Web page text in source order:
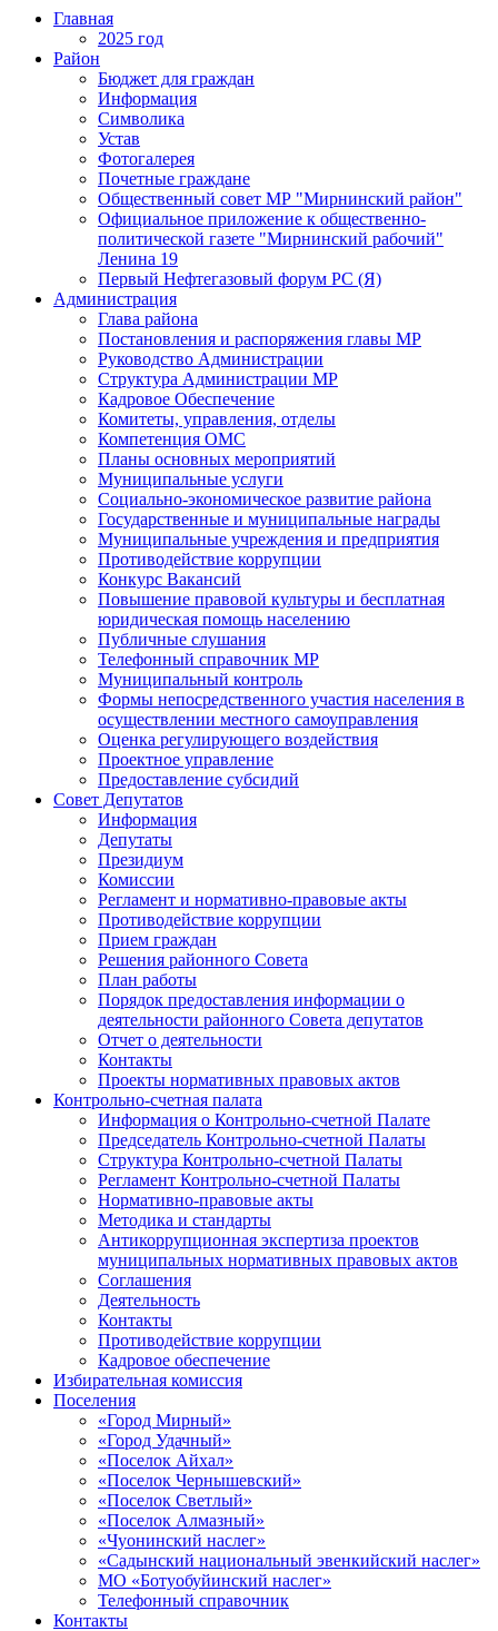
Главная
2025 год
Район
Бюджет для граждан
Информация
Символика
Устав
Фотогалерея
Почетные граждане
Общественный совет МР "Мирнинский район"
Официальное приложение к общественно-
политической газете "Мирнинский рабочий"
Ленина 19
Первый Нефтегазовый форум РС (Я)
Администрация
Глава района
Постановления и распоряжения главы МР
Руководство Администрации
Структура Администрации МР
Кадровое Обеспечение
Комитеты, управления, отделы
Компетенция ОМС
Планы основных мероприятий
Муниципальные услуги
Социально-экономическое развитие района
Государственные и муниципальные награды
Муниципальные учреждения и предприятия
Противодействие коррупции
Конкурс Вакансий
Повышение правовой культуры и бесплатная
юридическая помощь населению
Публичные слушания
Телефонный справочник МР
Муниципальный контроль
Формы непосредственного участия населения в
осуществлении местного самоуправления
Оценка регулирующего воздействия
Проектное управление
Предоставление субсидий
Совет Депутатов
Информация
Депутаты
Президиум
Комиссии
Регламент и нормативно-правовые акты
Противодействие коррупции
Прием граждан
Решения районного Совета
План работы
Порядок предоставления информации о
деятельности районного Совета депутатов
Отчет о деятельности
Контакты
Проекты нормативных правовых актов
Контрольно-счетная палата
Информация о Контрольно-счетной Палате
Председатель Контрольно-счетной Палаты
Структура Контрольно-счетной Палаты
Регламент Контрольно-счетной Палаты
Нормативно-правовые акты
Методика и стандарты
Антикоррупционная экспертиза проектов
муниципальных нормативных правовых актов
Соглашения
Деятельность
Контакты
Противодействие коррупции
Кадровое обеспечение
Избирательная комиссия
Поселения
«Город Мирный»
«Город Удачный»
«Поселок Айхал»
«Поселок Чернышевский»
«Поселок Светлый»
«Поселок Алмазный»
«Чуонинский наслег»
«Садынский национальный эвенкийский наслег»
МО «Ботуобуйинский наслег»
Телефонный справочник
Контакты